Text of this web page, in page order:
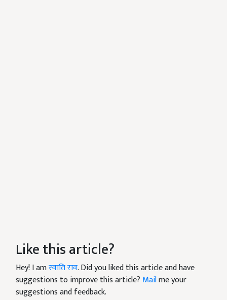
Like this article?
Hey! I amस्वाति राव. Did you liked this article and have
suggestions to improve this article? Mailme your
suggestions and feedback.